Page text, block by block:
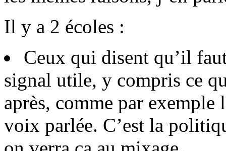
Il y a 2 écoles :
Ceux qui disent qu’il
signal utile, y compris ce
après, comme par exemple
voix parlée. C’est la